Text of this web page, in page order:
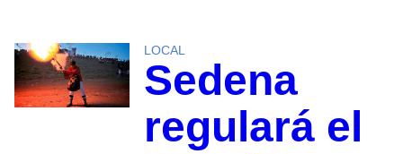
LOCAL
Sedena
regulará el